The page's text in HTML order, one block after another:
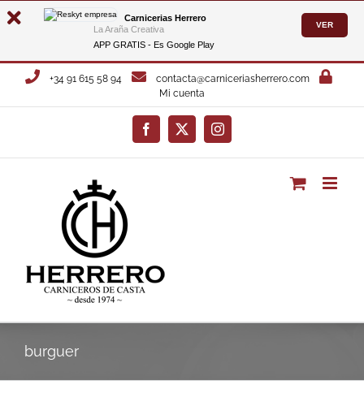
Carnicerias Herrero
La Araña Creativa
APP GRATIS - Es Google Play
VER
Saltar
+34 91 615 58 94
contacta@carniceriasherrero.com
Mi cuenta
Facebook
X Instagram
burguer